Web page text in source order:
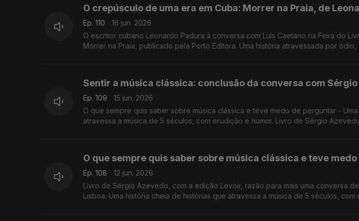
O crepúsculo de uma era em Cuba: Morrer na Praia, de
Ep. 110
16 jun. 2026
O escritor cubano Leonardo Padura à conversa com Luís Caetano na Feira do
Morrer na Praia, publicado pela Porto Editora. Uma história atravessada por
Sentir a música clássica: conclusão da conversa com
Ep. 109
15 jun. 2026
O que sempre quis saber sobre música clássica e teve medo de perguntar -
atravessa a música de 5 séculos, com erudição e humor. Livro de Sérgio
O que sempre quis saber sobre música clássica e teve
Ep. 108
12 jun. 2026
Livro de Sérgio Azevedo, com a edição Levoir, razão para mais uma conversa
Lisboa. Uma história cheia de histórias que atravessa a música de 5 séculos, com